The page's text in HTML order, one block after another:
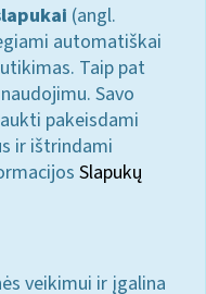
(angl.
automatiškai
Taip pat
Savo
pakeisdami
ir ištrindami
Slapukų
veikimui ir įgalina